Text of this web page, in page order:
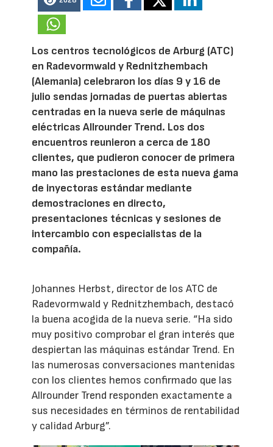
Los centros tecnológicos de Arburg (ATC)
en Radevormwald y Rednitzhembach
(Alemania) celebraron los días 9 y 16 de
julio sendas jornadas de puertas abiertas
centradas en la nueva serie de máquinas
eléctricas Allrounder Trend. Los dos
encuentros reunieron a cerca de 180
clientes, que pudieron conocer de primera
mano las prestaciones de esta nueva gama
de inyectoras estándar mediante
demostraciones en directo,
presentaciones técnicas y sesiones de
intercambio con especialistas de la
compañía.
Johannes Herbst, director de los ATC de
Radevormwald y Rednitzhembach, destacó
la buena acogida de la nueva serie. “Ha sido
muy positivo comprobar el gran interés que
despiertan las máquinas estándar Trend. En
las numerosas conversaciones mantenidas
con los clientes hemos confirmado que las
Allrounder Trend responden exactamente a
sus necesidades en términos de rentabilidad
y calidad Arburg”.